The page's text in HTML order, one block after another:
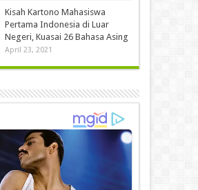
Kisah Kartono Mahasiswa
Pertama Indonesia di Luar
Negeri, Kuasai 26 Bahasa Asing
April 23, 2021